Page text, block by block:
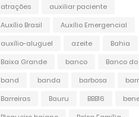
atrações
auxiliar paciente
Auxílio Brasil
Auxílio Emergencial
auxílio-aluguel
azeite
Bahia
Baixa Grande
banco
Banco do
band
banda barbosa
Barreiras
Bauru BBB16